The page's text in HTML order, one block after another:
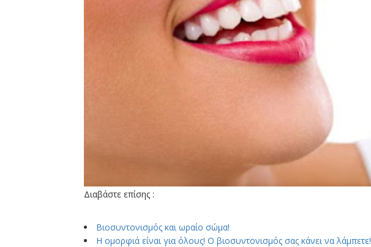
Διαβάστε επίσης :
Βιοσυντονισμός και ωραίο σώμα!
Η ομορφιά είναι για όλους! Ο βιοσυντονισμός σας κάνει να λάμπετε!